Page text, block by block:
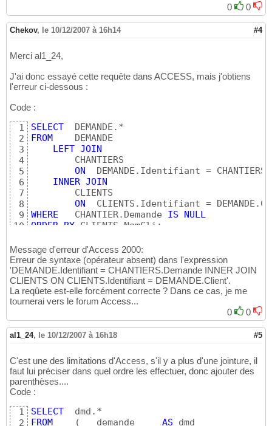
0 0
Chekov, le 10/12/2007 à 16h14 #4
Merci al1_24,
J'ai donc essayé cette requête dans ACCESS, mais j'obtiens
l'erreur ci-dessous :
Code :
1
2
3
4
5
6
7
8
9
10
SELECT
FROM
    DEMANDE
LEFT JOIN
        CHANTIERS
ON
DEMANDE.Identifiant =
INNER JOIN
        CLIENTS
ON
WHERE
   CHANTIER.Demande
IS
NULL
ORDER
BY CLIENTS.NomCli;
Message d'erreur d'Access 2000:
Erreur de syntaxe (opérateur absent) dans l'expression
'DEMANDE.Identifiant = CHANTIERS.Demande INNER JOIN
CLIENTS ON CLIENTS.Identifiant = DEMANDE.Client'.
La reqûete est-elle forcément correcte ? Dans ce cas, je me
tournerai vers le forum Access...
0
0
al1_24, le 10/12/2007 à 16h18 #5
C'est une des limitations d'Access, s'il y a plus d'une jointure, il
faut lui préciser dans quel ordre les effectuer, donc ajouter des
parenthèses....
Code :
1
2
SELECT
FROM
(
   demande
AS dmd